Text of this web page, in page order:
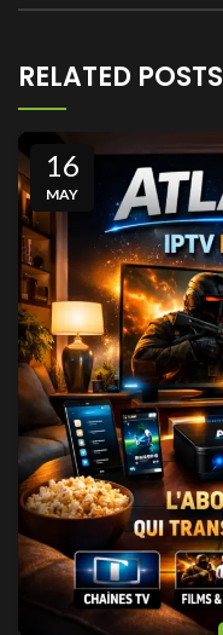
RELATED POSTS
16
MAY